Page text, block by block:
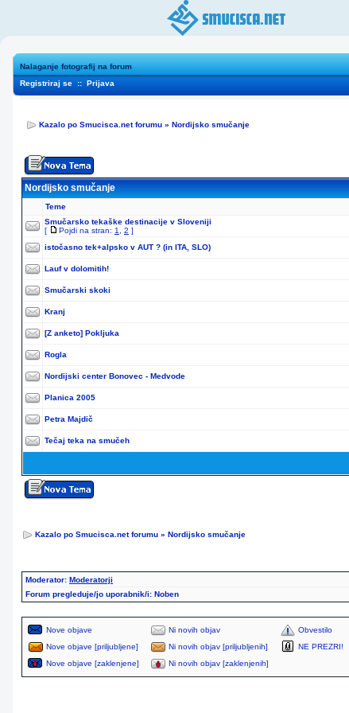
Nalaganje fotografij na forum
Registriraj se :: Prijava
Kazalo po Smucisca.net forumu » Nordijsko smučanje
Nordijsko smučanje
Teme
Smučarsko tekaške destinacije v Sloveniji
[
Pojdi na stran: 1 2 ]
istočasno tek+alpsko v AUT ? (in ITA, SLO)
Lauf v dolomitih!
Smučarski skoki
Kranj
[Z anketo] Pokljuka
Rogla
Nordijski center Bonovec - Medvode
Planica 2005
Petra Majdič
Tečaj teka na smučeh
Kazalo po Smucisca.net forumu » Nordijsko smučanje
Moderator: Moderatorji
Forum pregleduje/jo uporabnik/i: Noben
Nove objave Ni novih objav
Obvestilo
Nove objave [priljubljene]
Ni novih objav [priljubljenih]
NE PREZRI!
Nove objave [zaklenjene]
Ni novih objav [zaklenjenih]